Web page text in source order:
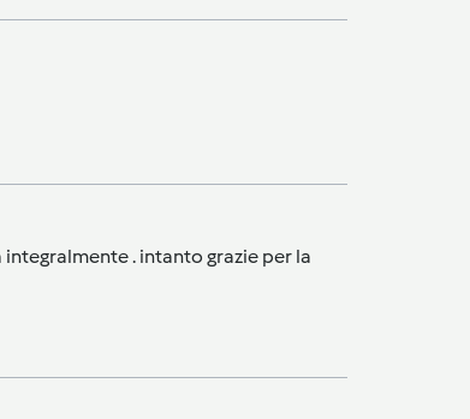
. intanto grazie per la